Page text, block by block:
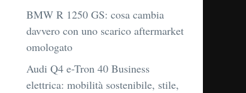
BMW R 1250 GS: cosa cambia
davvero con uno scarico aftermarket
omologato
Audi Q4 e-Tron 40 Business
elettrica: mobilità sostenibile, stile,